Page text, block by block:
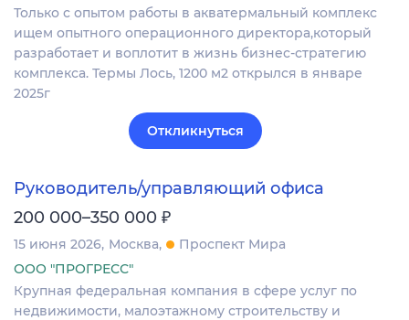
Только с опытом работы в акватермальный комплекс
ищем опытного операционного директора,который
разработает и воплотит в жизнь бизнес-стратегию
комплекса. Термы Лось, 1200 м2 открылся в январе
2025г
Откликнуться
Руководитель/управляющий офиса
200 000–350 000 ₽
15 июня 2026 Москва
Проспект Мира
ООО "ПРОГРЕСС"
Крупная федеральная компания в сфере услуг по
недвижимости, малоэтажному строительству и